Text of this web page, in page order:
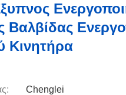
Βαλβίδας
Κινητήρα
Chenglei